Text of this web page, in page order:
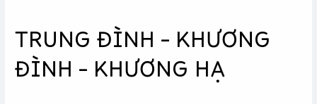
TRUNG ĐÌNH – KHƯƠNG
ĐÌNH – KHƯƠNG HẠ